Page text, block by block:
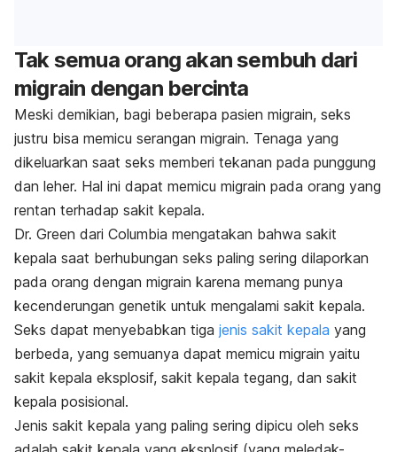
Tak semua orang akan sembuh dari
migrain dengan bercinta
Meski demikian, bagi beberapa pasien migrain, seks
justru bisa memicu serangan migrain. Tenaga yang
dikeluarkan saat seks memberi tekanan pada punggung
dan leher. Hal ini dapat memicu migrain pada orang yang
rentan terhadap sakit kepala.
Dr. Green dari Columbia mengatakan bahwa sakit
kepala saat berhubungan seks paling sering dilaporkan
pada orang dengan migrain karena memang punya
kecenderungan genetik untuk mengalami sakit kepala.
Seks dapat menyebabkan tiga jenis sakit kepala yang
berbeda, yang semuanya dapat memicu migrain yaitu
sakit kepala eksplosif, sakit kepala tegang, dan sakit
kepala posisional.
Jenis sakit kepala yang paling sering dipicu oleh seks